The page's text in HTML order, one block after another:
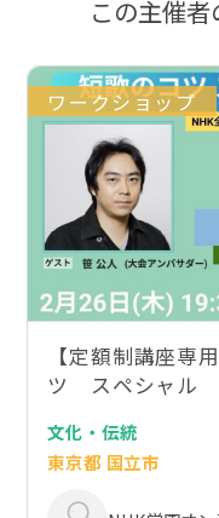
この主催
ワークショップ
【定額制講座
ツ スペシャル
文化・伝統
東京都 国立市